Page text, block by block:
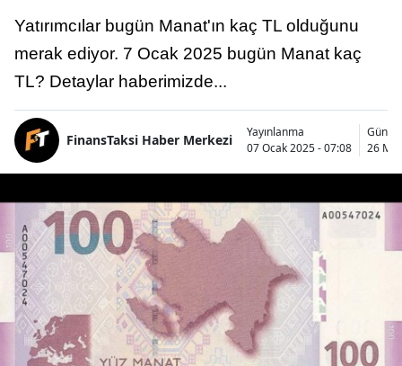
Yatırımcılar bugün Manat'ın kaç TL olduğunu
merak ediyor. 7 Ocak 2025 bugün Manat kaç
TL? Detaylar haberimizde...
FinansTaksi Haber Merkezi
Yayınlanma
07 Ocak 2025 - 07:08
26